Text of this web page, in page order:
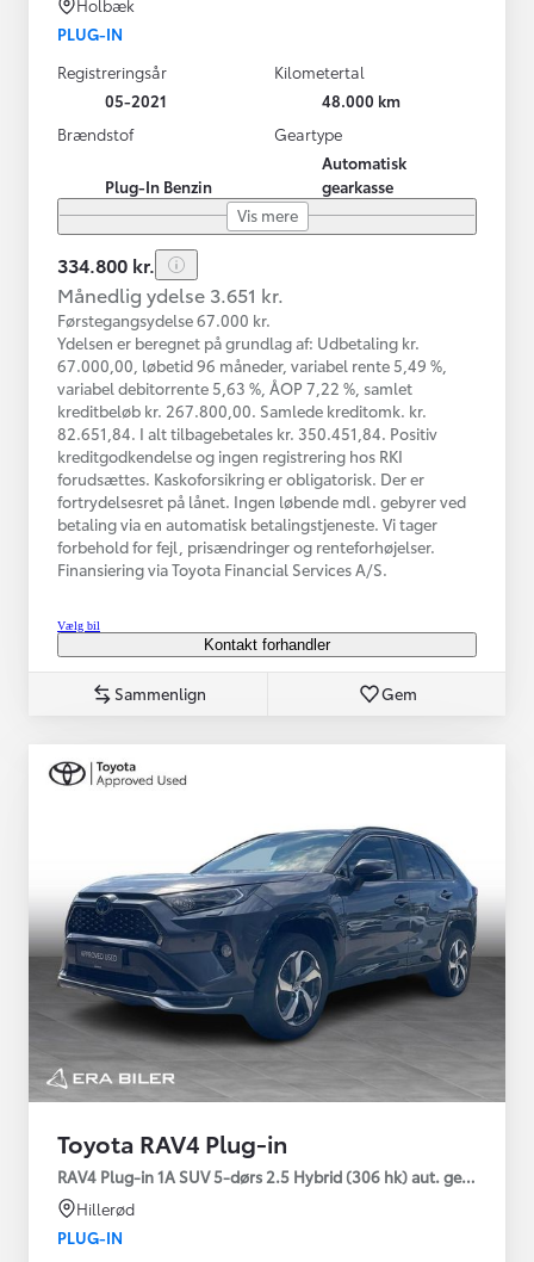
PLUG-IN
Registreringsår
05-2021
Kilometertal
48.000 km
Brændstof
Plug-In Benzin
Geartype
Automatisk
gearkasse
Vis mere
334.800 kr.
Månedlig ydelse 3.651 kr.
Førstegangsydelse 67.000 kr.
Ydelsen er beregnet på grundlag af: Udbetaling kr.
67.000,00, løbetid 96 måneder, variabel rente 5,49 %,
variabel debitorrente 5,63 %, ÅOP 7,22 %, samlet
kreditbeløb kr. 267.800,00. Samlede kreditomk. kr.
82.651,84. I alt tilbagebetales kr. 350.451,84. Positiv
kreditgodkendelse og ingen registrering hos RKI
forudsættes. Kaskoforsikring er obligatorisk. Der er
fortrydelsesret på lånet. Ingen løbende mdl. gebyrer ved
betaling via en automatisk betalingstjeneste. Vi tager
forbehold for fejl, prisændringer og renteforhøjelser.
Finansiering via Toyota Financial Services A/S.
Vælg bil
Kontakt forhandler
Sammenlign Gem
Toyota RAV4 Plug-in
RAV4 Plug-in 1A SUV 5-dørs 2.5 Hybrid (306 hk) aut. gear
Hillerød
PLUG-IN